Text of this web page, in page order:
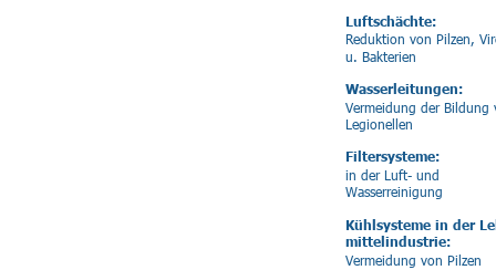
Luftschächte:
Reduktion von Pilzen,
u. Bakterien
Wasserleitungen:
Vermeidung der Bildung
Legionellen
Filtersysteme:
in der Luft- und
Wasserreinigung
Kühlsysteme in der
mittelindustrie:
Vermeidung von Pilzen